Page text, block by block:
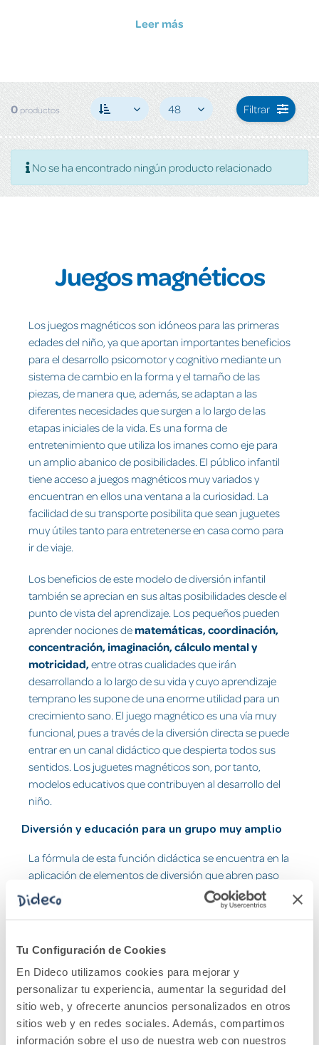
Tu Configuración de Cookies
En Dideco utilizamos cookies para mejorar y
personalizar tu experiencia, aumentar la seguridad del
sitio web, y ofrecerte anuncios personalizados en otros
sitios web y en redes sociales. Además, compartimos
información sobre el uso de nuestra web con nuestros
Leer más
0productos 48 Filtrar
No se ha encontrado ningún producto relacionado
Juegos magnéticos
Los juegos magnéticos son idóneos para las primeras
edades del niño, ya que aportan importantes beneficios
para el desarrollo psicomotor y cognitivo mediante un
sistema de cambio en la forma y el tamaño de las
piezas, de manera que, además, se adaptan a las
diferentes necesidades que surgen a lo largo de las
etapas iniciales de la vida. Es una forma de
entretenimiento que utiliza los imanes como eje para
un amplio abanico de posibilidades. El público infantil
tiene acceso a juegos magnéticos muy variados y
encuentran en ellos una ventana a la curiosidad. La
facilidad de su transporte posibilita que sean juguetes
muy útiles tanto para entretenerse en casa como para
ir de viaje.
Los beneficios de este modelo de diversión infantil
también se aprecian en sus altas posibilidades desde el
punto de vista del aprendizaje. Los pequeños pueden
aprender nociones dematemáticas, coordinación,
concentración, imaginación, cálculo mental y
motricidad, entre otras cualidades que irán
desarrollando a lo largo de su vida y cuyo aprendizaje
temprano les supone de una enorme utilidad para un
crecimiento sano. El juego magnético es una vía muy
funcional, pues a través de la diversión directa se puede
entrar en un canal didáctico que despierta todos sus
sentidos. Los juguetes magnéticos son, por tanto,
modelos educativos que contribuyen al desarrollo del
niño.
Diversión y educación para un grupo muy amplio
La fórmula de esta función didáctica se encuentra en la
aplicación de elementos de diversión que abren paso
hacia el descubrimiento y el auto-aprendizaje de
conceptos fundamentales. El jardín o el autobús de los
una granja magnética o libros son algunos ejemplos de
los juguetes magnéticos que abren paso a un
crecimiento mental y motor temprano por parte del
bebé.
Los padres y madres encuentran una notable